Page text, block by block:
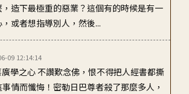
造下最極重的惡業？這個有的時候是有一
或者想指導別人，然後...
09 12:14:14
學之心 不讚歎念佛，恨不得把人經書都撕
情而懺悔！密勒日巴尊者殺了那麼多人，